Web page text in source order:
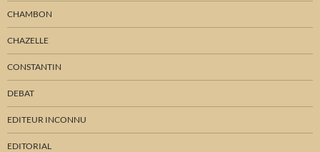
CHAMBON
CHAZELLE
CONSTANTIN
DEBAT
EDITEUR INCONNU
EDITORIAL